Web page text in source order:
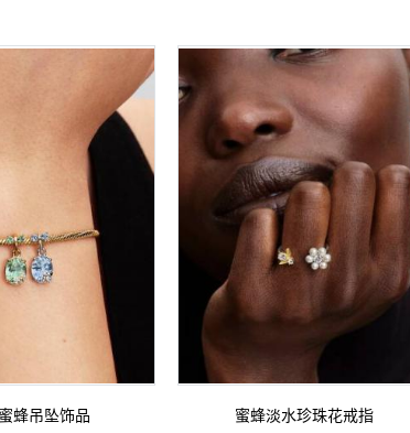
蜂吊坠饰品
蜜蜂淡水珍珠花戒指